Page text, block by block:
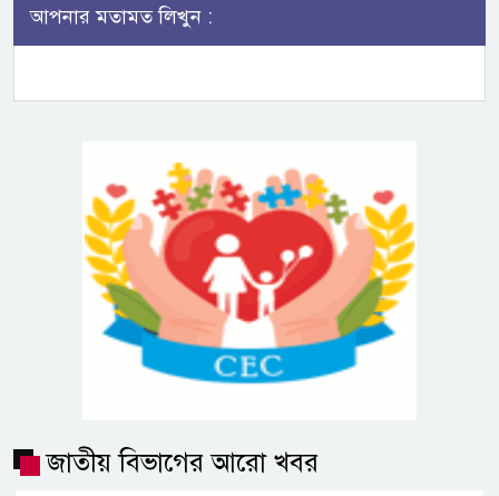
আপনার মতামত লিখুন :
জাতীয় বিভাগের আরো খবর